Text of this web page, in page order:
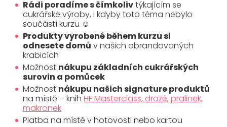
Rádi poradíme s čímkolivtýkajícím se
cukrářské výroby, i kdyby toto téma nebylo
součástí kurzu ☺
Produkty vyrobené během kurzu si
odnesete domů v našich obrandovaných
krabicích
Možnost nákupu základních cukrářských
surovin a pomůcek
Možnost nákupu našich signature produktů
na místě – knih HF Masterclass, dražé, pralinek,
makronek
Platba na místě v hotovosti nebo kartou